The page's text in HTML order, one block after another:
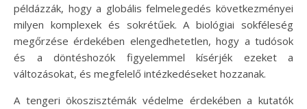
példázzák, hogy a globális felmelegedés következményei
milyen komplexek és sokrétűek. A biológiai sokféleség
megőrzése érdekében elengedhetetlen, hogy a tudósok
és a döntéshozók figyelemmel kísérjék ezeket a
változásokat, és megfelelő intézkedéseket hozzanak.
A tengeri ökoszisztémák védelme érdekében a kutatók